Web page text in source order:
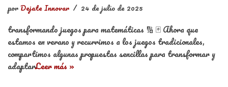
porDejate Innovar 24 de julio de 2025
transformando juegos para matemáticas 🔢 🃏 Ahora que
estamos en verano y recurrimos a los juegos tradicionales,
compartimos algunas propuestas sencillas para transformar y
adaptarLeer más »